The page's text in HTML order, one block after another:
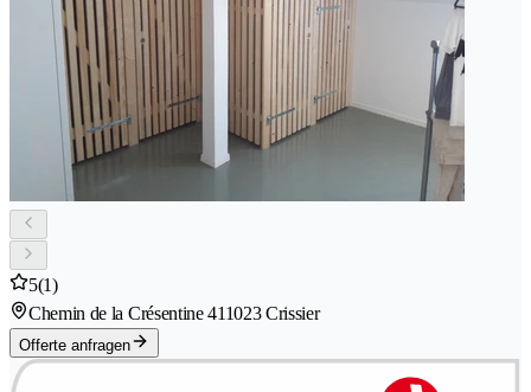
5(1)
Chemin de la Crésentine 411023 Crissier
Offerte anfragen